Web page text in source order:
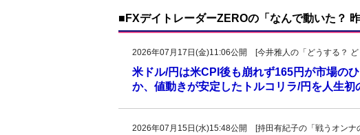
■FXデイトレーダーZEROの「なんで動いた？
2026年07月17日(金)11:06公開 [今井雅人の「どうする？ ど
米ドル/円は米CPI後も崩れず165円が市場の
か、値動きが安定したトルコリラ/円を人生初
2026年07月15日(水)15:48公開 [持田有紀子の「戦うオンナ